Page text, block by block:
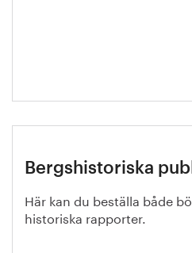
Bergshistoriska
Här kan du beställa både
historiska rapporter.